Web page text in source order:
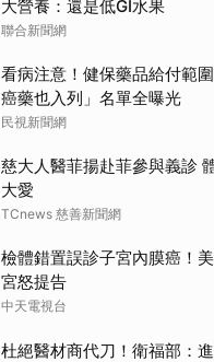
大營養：還是低GI水果
聯合新聞網
看病注意！健保藥品給付範
癌藥也入列」名單全曝光
民視新聞網
慈大人醫菲揚赴菲參與義診
大愛
TCnews 慈善新聞網
檢體錯置誤診子宮內膜癌！
宮怒提告
中天電視台
杜絕醫材商代刀！衛福部：